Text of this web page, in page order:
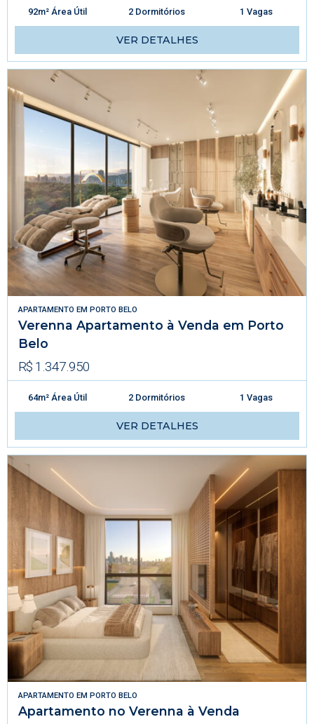
92m² Área Útil 2 Dormitórios 1 Vagas
VER DETALHES
APARTAMENTO EM PORTO BELO
Verenna Apartamento à Venda em Porto
Belo
R$ 1.347.950
64m² Área Útil 2 Dormitórios 1 Vagas
VER DETALHES
APARTAMENTO EM PORTO BELO
Apartamento no Verenna à Venda